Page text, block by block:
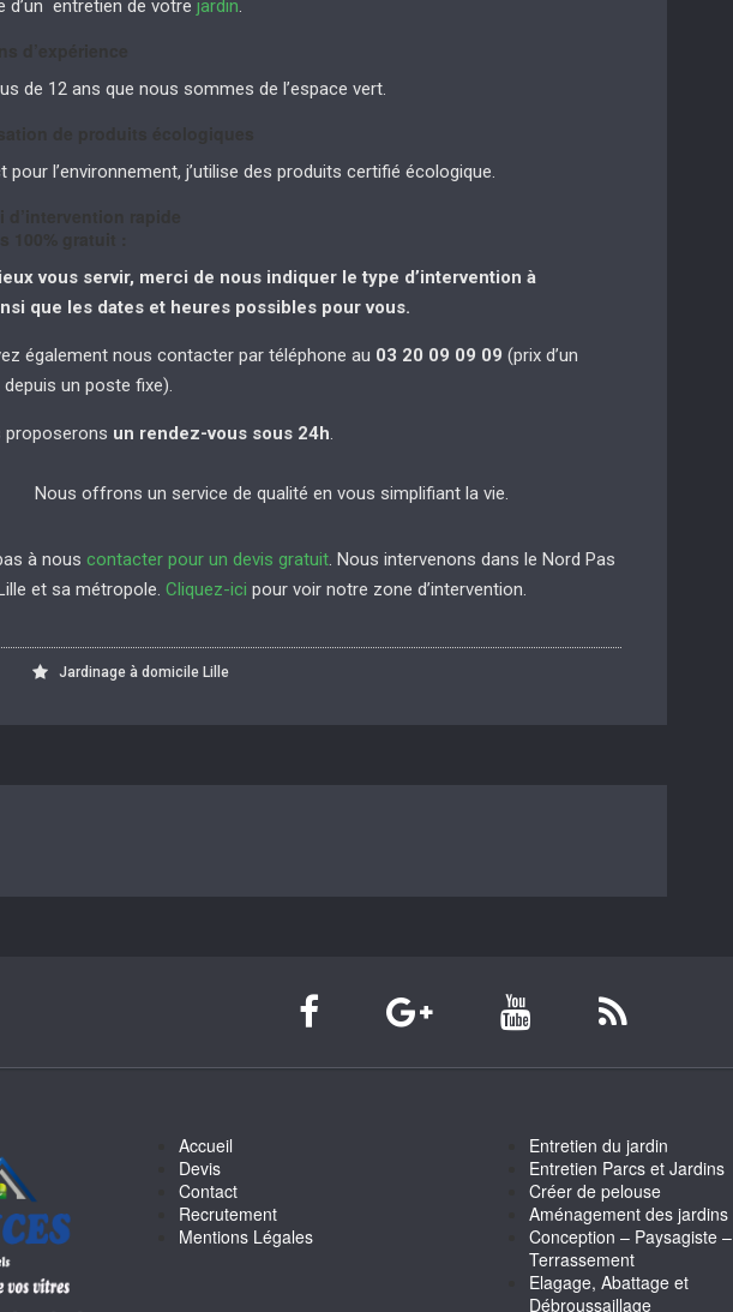
d’un entretien de votre jardin.
de 12 ans que nous sommes de l’espace vert.
pour l’environnement, j’utilise des produits certifié écologique.
vous servir, merci de nous indiquer le type d’intervention à
que les dates et heures possibles pour vous.
également nous contacter par téléphone au 03 20 09 09 09 (prix d’un
un poste fixe).
proposerons un rendez-vous sous 24h.
Nous offrons un service de qualité en vous simplifiant la vie.
à nous contacter pour un devis gratuit. Nous intervenons dans le Nord Pas
et sa métropole. Cliquez-ici pour voir notre zone d’intervention.
Jardinage à domicile Lille
Accueil
Devis
Contact
Recrutement
Mentions Légales
Entretien du jardin
Entretien Parcs et Jardins
Créer de pelouse
Aménagement des jardins
Conception – Paysagiste –
Terrassement
Elagage, Abattage et
Débroussaillage